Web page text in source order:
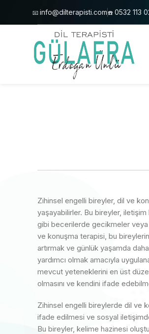
📧 info@dilterapisti.com☎️ 0532 113
Zihinsel engelli bireyler, dil ve
yaşayabilirler. Bu bireyler,
gibi becerilerde gecikmeler veya
ve konuşma terapisi, bu
artırmak ve günlük yaşamda
yardımcı olmak amacıyla
mevcut yeteneklerini en üst
olmasını ve kendini ifade
Zihinsel engelli bireylerde dil ve
ifade edilmesi ve sosyal
Bu bireyler, kelime hazinesi